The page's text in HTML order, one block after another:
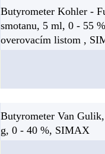
Butyrometer Kohler -
smotanu, 5 ml, 0 - 55
overovacím listom ,
Butyrometer Van
g, 0 - 40 %, SIMAX